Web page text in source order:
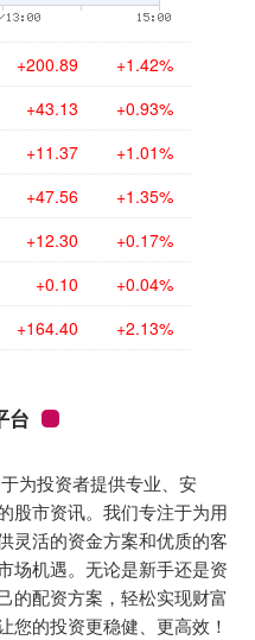
+200.89 +1.42%
+43.13 +0.93%
+11.37 +1.01%
+47.56 +1.35%
+12.30 +0.17%
+0.10 +0.04%
+164.40 +2.13%
台
为投资者提供专业、安
股市资讯。我们专注于为用
灵活的资金方案和优质的客
场机遇。无论是新手还是资
的配资方案，轻松实现财富
您的投资更稳健、更高效！